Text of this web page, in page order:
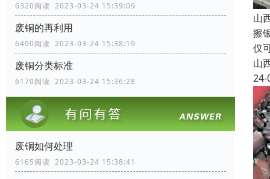
6320阅读 2023-03-24 15:39:09
废铜的再利用
6490阅读 2023-03-24 15:38:19
废铜分类标准
6170阅读 2023-03-24 15:36:28
废铜如何处理
6165阅读 2023-03-24 15:38:41
山
擦
仅
山
24-